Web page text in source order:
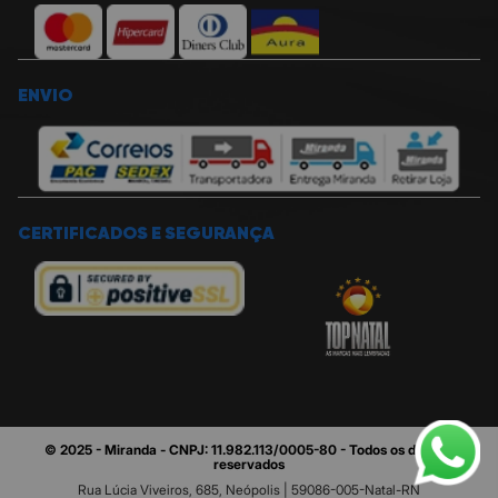
ENVIO
CERTIFICADOS E SEGURANÇA
© 2025 - Miranda - CNPJ: 11.982.113/0005-80 - Todos os direitos
reservados
Rua Lúcia Viveiros, 685, Neópolis | 59086-005-Natal-RN